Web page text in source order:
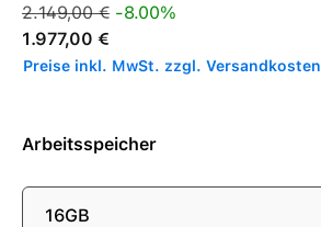
Verkaufspreis:
Regulärer Preis:
2.149,00 € -8.00%
1.977,00 €
Preise inkl. MwSt. zzgl. Versandkosten
Arbeitsspeicher
16GB